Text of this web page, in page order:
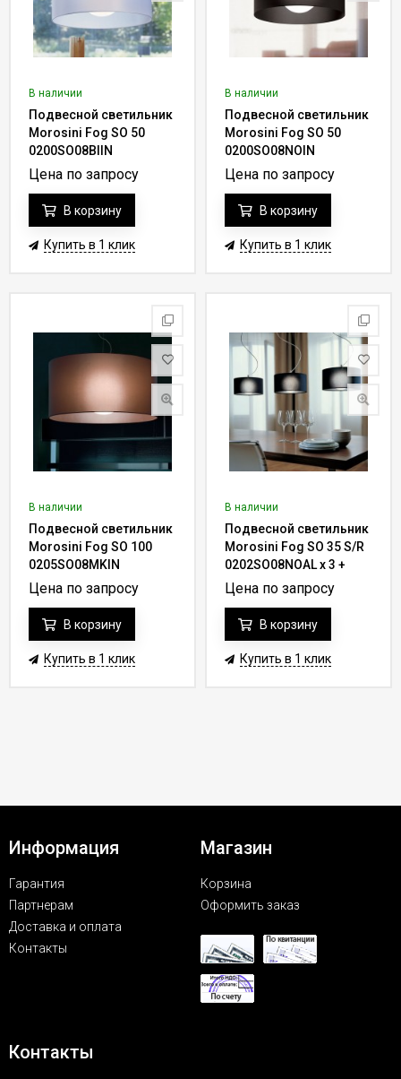
В наличии
Подвесной светильник
Morosini Fog SO 50
0200SO08BIIN
Цена по запросу
В корзину
Купить в 1 клик
В наличии
Подвесной светильник
Morosini Fog SO 50
0200SO08NOIN
Цена по запросу
В корзину
Купить в 1 клик
В наличии
Подвесной светильник
Morosini Fog SO 100
0205SO08MKIN
Цена по запросу
В корзину
Купить в 1 клик
В наличии
Подвесной светильник
Morosini Fog SO 35 S/R
0202SO08NOAL x 3 +
SYS-011500B
Цена по запросу
В корзину
Купить в 1 клик
Информация
Гарантия
Партнерам
Доставка и оплата
Контакты
Магазин
Корзина
Оформить заказ
Контакты